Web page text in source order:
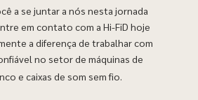
a se juntar a nós nesta jornada
em contato com a Hi-FiD hoje
a diferença de trabalhar com
no setor de máquinas de
e caixas de som sem fio.